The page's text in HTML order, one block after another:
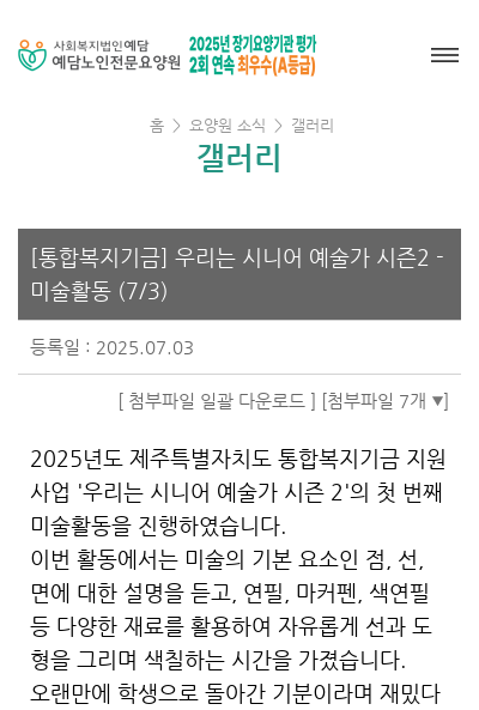
홈 > 요양원 소식 > 갤러리
갤러리
[통합복지기금] 우리는 시니어 예술가 시즌2 -
미술활동 (7/3)
등록일 : 2025.07.03
[ 첨부파일 일괄 다운로드 ] [첨부파일 7개 ]
2025년도 제주특별자치도 통합복지기금 지원
사업 '우리는 시니어 예술가 시즌 2'의 첫 번째
미술활동을 진행하였습니다.
이번 활동에서는 미술의 기본 요소인 점, 선,
면에 대한 설명을 듣고, 연필, 마커펜, 색연필
등 다양한 재료를 활용하여 자유롭게 선과 도
형을 그리며 색칠하는 시간을 가졌습니다.
오랜만에 학생으로 돌아간 기분이라며 재밌다